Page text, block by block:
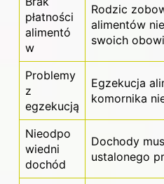
płatności
alimentó
w
Rodzic
alimentów
swoich
Problemy
z
egzekucją
Egzekucja
komornika
Nieodpo
wiedni
dochód
Dochody
ustalonego